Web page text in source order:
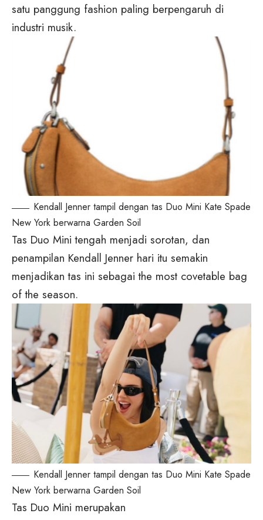
satu panggung fashion paling berpengaruh di
industri musik.
Kendall Jenner tampil dengan tas Duo Mini Kate Spade
New York berwarna Garden Soil
Tas Duo Mini tengah menjadi sorotan, dan
penampilan Kendall Jenner hari itu semakin
menjadikan tas ini sebagai the most covetable bag
of the season.
Kendall Jenner tampil dengan tas Duo Mini Kate Spade
New York berwarna Garden Soil
Tas Duo Mini merupakan